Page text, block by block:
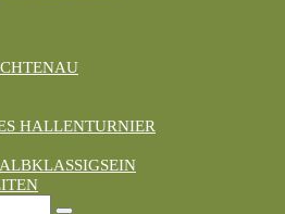
HALLENTURNIER